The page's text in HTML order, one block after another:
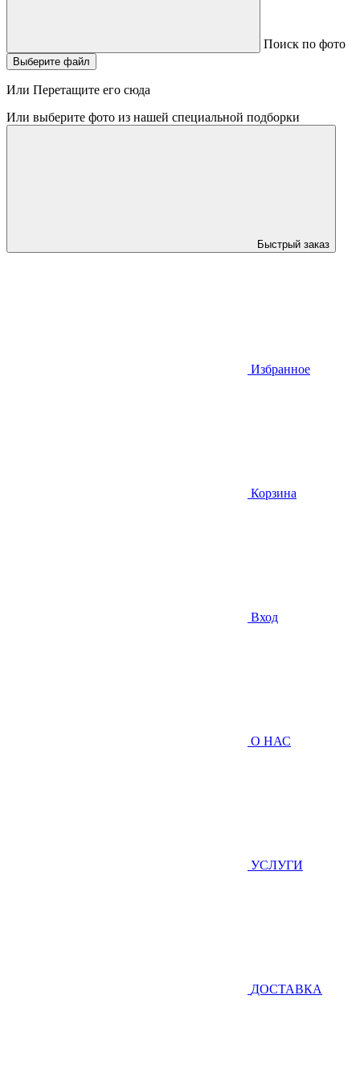
Поиск по фото
Выберите файл
Или Перетащите его сюда
Или выберите фото из нашей специальной подборки
Быстрый заказ
Избранное
Корзина
Вход
О НАС
УСЛУГИ
ДОСТАВКА